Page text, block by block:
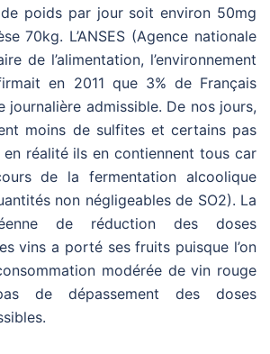
poids par jour soit environ 50mg
70kg. L’ANSES (Agence nationale
de l’alimentation, l’environnement
en 2011 que 3% de Français
journalière admissible. De nos jours,
moins de sulfites et certains pas
réalité ils en contiennent tous car
de la fermentation alcoolique
non négligeables de SO2). La
de réduction des doses
vins a porté ses fruits puisque l’on
modérée de vin rouge
de dépassement des doses